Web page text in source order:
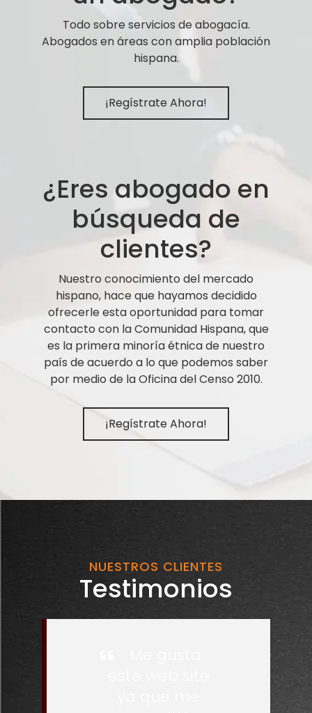
Todo sobre servicios de abogacía.
Abogados en áreas con amplia población
hispana.
¡Regístrate Ahora!
¿Eres abogado en
búsqueda de
clientes?
Nuestro conocimiento del mercado
hispano, hace que hayamos decidido
ofrecerle esta oportunidad para tomar
contacto con la Comunidad Hispana, que
es la primera minoría étnica de nuestro
país de acuerdo a lo que podemos saber
por medio de la Oficina del Censo 2010.
¡Regístrate Ahora!
NUESTROS CLIENTES
Testimonios